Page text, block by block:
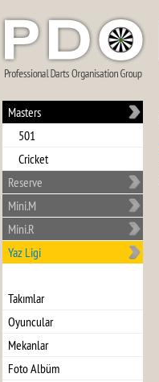
Masters
501
Cricket
Reserve
Mini.M
Mini.R
Yaz Ligi
Takımlar
Oyuncular
Mekanlar
Foto Albüm